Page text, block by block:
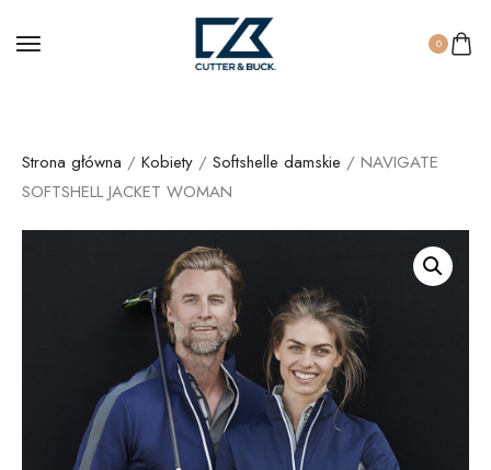
0
Strona główna / Kobiety / Softshelle damskie / NAVIGATE
SOFTSHELL JACKET WOMAN